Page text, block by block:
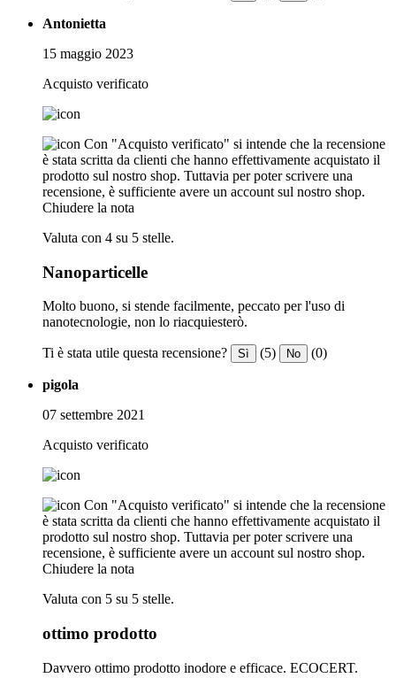
Antonietta
15 maggio 2023
Acquisto verificato
Con "Acquisto verificato" si intende che la recensione
è stata scritta da clienti che hanno effettivamente acquistato il
prodotto sul nostro shop. Tuttavia per poter scrivere una
recensione, è sufficiente avere un account sul nostro shop.
Chiudere la nota
Valuta con 4 su 5 stelle.
Nanoparticelle
Molto buono, si stende facilmente, peccato per l'uso di
nanotecnologie, non lo riacquiesterò.
Ti è stata utile questa recensione? Sì (5) No (0)
pigola
07 settembre 2021
Acquisto verificato
Con "Acquisto verificato" si intende che la recensione
è stata scritta da clienti che hanno effettivamente acquistato il
prodotto sul nostro shop. Tuttavia per poter scrivere una
recensione, è sufficiente avere un account sul nostro shop.
Chiudere la nota
Valuta con 5 su 5 stelle.
ottimo prodotto
Davvero ottimo prodotto inodore e efficace. ECOCERT.